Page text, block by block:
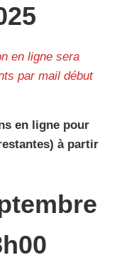
en ligne sera
par mail début
en ligne pour
à partir